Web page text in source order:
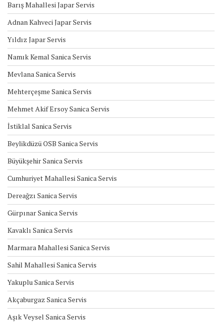
Barış Mahallesi Japar Servis
Adnan Kahveci Japar Servis
Yıldız Japar Servis
Namık Kemal Sanica Servis
Mevlana Sanica Servis
Mehterçeşme Sanica Servis
Mehmet Akif Ersoy Sanica Servis
İstiklal Sanica Servis
Beylikdüzü OSB Sanica Servis
Büyükşehir Sanica Servis
Cumhuriyet Mahallesi Sanica Servis
Dereağzı Sanica Servis
Gürpınar Sanica Servis
Kavaklı Sanica Servis
Marmara Mahallesi Sanica Servis
Sahil Mahallesi Sanica Servis
Yakuplu Sanica Servis
Akçaburgaz Sanica Servis
Aşık Veysel Sanica Servis